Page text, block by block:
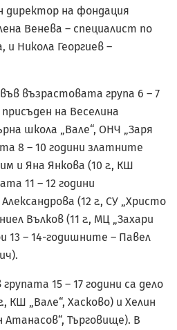
директор на фондация
Венева – специалист по
Никола Георгиев –
възрастовата група 6 – 7
на Веселина
школа „Вале“, ОНЧ „Заря
8 – 10 години златните
и Яна Янкова (10 г., КШ
11 – 12 години
(12 г., СУ „Христо
Вълков (11 г., МЦ „Захари
13 – 14-годишните – Павел
15 – 17 години са дело
КШ „Вале“, Хасково) и Хелин
Атанасов“, Търговище). В